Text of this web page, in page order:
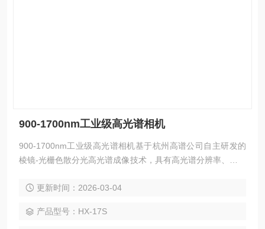
900-1700nm工业级高光谱相机
900-1700nm工业级高光谱相机基于杭州高谱公司自主研发的
棱镜-光栅色散分光高光谱成像技术，具有高光谱分辨率、高效
备具有高速、*和稳定的性能，高帧频及大视场角特性可满足工
投资回报。，可广泛应用于工业分选、精准农业、食品检测、
更新时间：2026-03-04
产品型号：HX-17S